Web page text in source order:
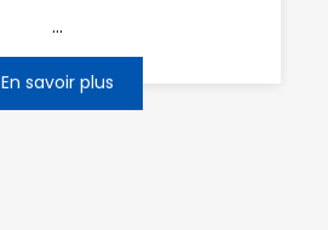
...
En savoir plus